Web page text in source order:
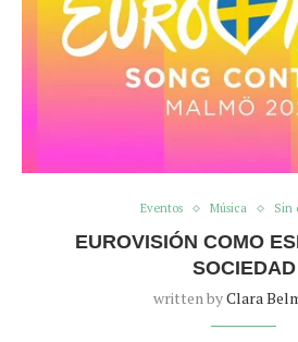
Eventos Música Sin
EUROVISIÓN COMO
SOCIEDAD
written byClara